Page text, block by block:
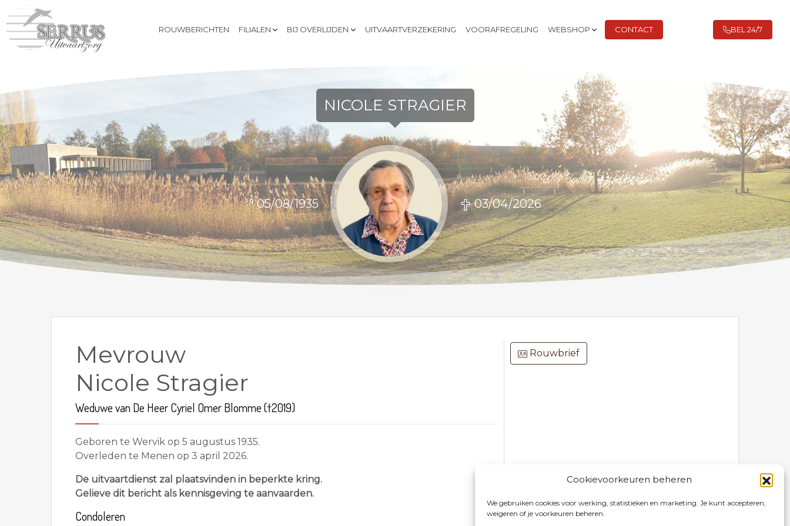
Cookievoorkeuren beheren
We gebruiken cookies voor werking, statistieken en marketing. Je kunt accepteren,
weigeren of je voorkeuren beheren.
ROUWBERICHTEN
UITVAARTVERZEKERING
VOORAFREGELING
WEBSHOP
CONTACT
ROUWBERICHTEN FILIALEN BIJ OVERLIJDEN UITVAARTVERZEKERING VOORAFREGELING WEBSHOP CONTACT BEL 24/7
NICOLE STRAGIER
° 05/08/1935 03/04/2026
Mevrouw
Nicole Stragier
Weduwe van De Heer Cyriel Omer Blomme (†2019)
Geboren te Wervik op 5 augustus 1935.
Overleden te Menen op 3 april 2026.
De uitvaartdienst zal plaatsvinden in beperkte kring.
Gelieve dit bericht als kennisgeving te aanvaarden.
Rouwbrief
Condoleren